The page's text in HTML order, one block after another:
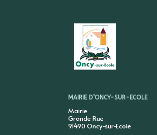
MAIRIE D’ONCY-SUR-ECOLE
Mairie
Grande Rue
91490 Oncy-sur-Ecole